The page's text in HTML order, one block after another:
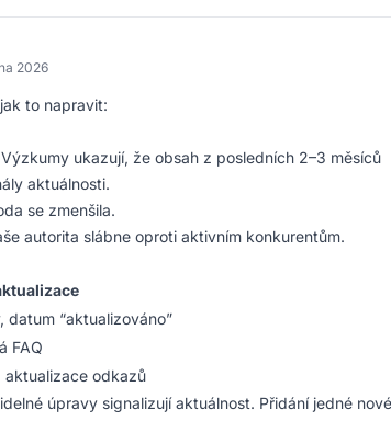
2026
to napravit:
ukazují, že obsah z posledních 2–3 měsíců
aktuálnosti.
se zmenšila.
autorita slábne oproti aktivním konkurentům.
datum “aktualizováno”
FAQ
aktualizace odkazů
úpravy signalizují aktuálnost. Přidání jedné nové